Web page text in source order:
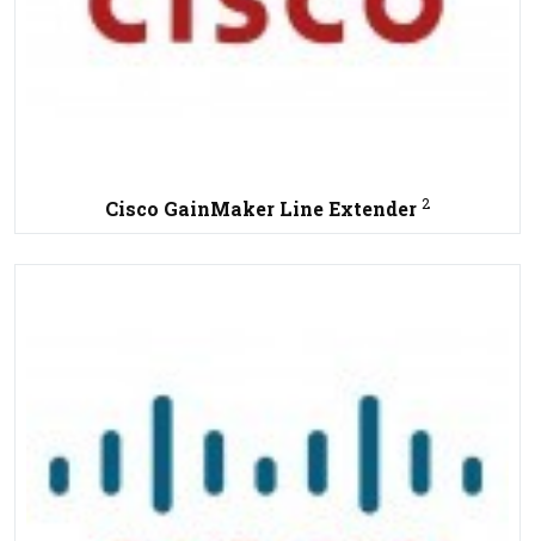
Cisco GainMaker Line Extender 2